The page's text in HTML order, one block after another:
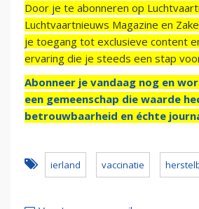
Door je te abonneren op
Luchtvaartnieuws Magazine en
je toegang tot exclusieve content
ervaring die je steeds een stap
Abonneer je vandaag nog en
een gemeenschap die waarde
betrouwbaarheid en échte
ierland vaccinatie